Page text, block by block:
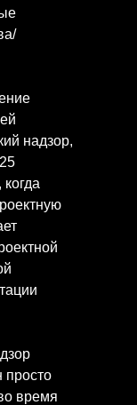
надзор,
просто
время